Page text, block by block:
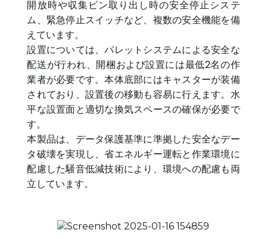
開放時や収集ビン取り出し時の安全停止システ
ム、緊急停止スイッチなど、複数の安全機能を備
えています。
設置については、パレットシステムによる安全な
配送が行われ、開梱および設置には最低2名の作
業者が必要です。本体底部にはキャスターが装備
されており、設置後の移動も容易に行えます。水
平な設置面と適切な換気スペースの確保が必要で
す。
本製品は、データ保護基準に準拠した安全なデー
タ破壊を実現し、省エネルギー運転と作業環境に
配慮した騒音低減技術により、環境への配慮も両
立しています。